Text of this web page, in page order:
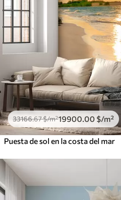
33166.67$/m²19900 .00 $/m²
Puesta de sol en la costa del mar